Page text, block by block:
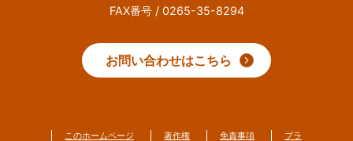
FAX番号 / 0265-35-8294
お問い合わせはこちら
このホームページ 著作権 免責事項 プラ